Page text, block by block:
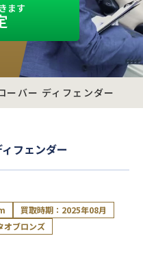
最強買取マガジン
ます
ーバー ディフェンダー
フェンダー
買取時期：2025年08月
オブロンズ